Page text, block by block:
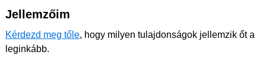
Jellemzőim
Kérdezd meg tőle, hogy milyen tulajdonságok jellemzik őt a
leginkább.